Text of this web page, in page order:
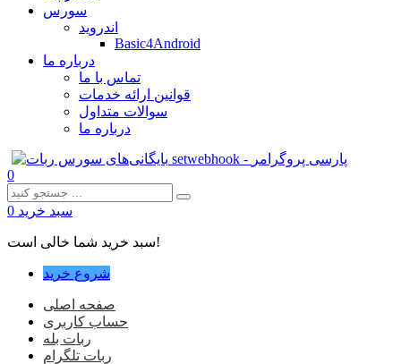
سورس
اندروید
Basic4Android
درباره ما
تماس با ما
قوانین ارائه خدمات
سوالات متداول
درباره ما
0
سبد خرید 0
سبد خرید شما خالی است!
شروع خرید
صفحه اصلی
حساب کاربری
ربات بله
ربات تلگرام